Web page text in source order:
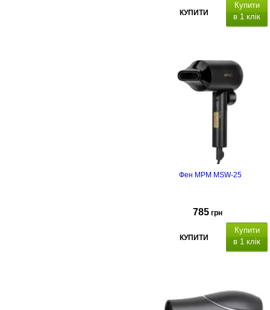
КУПИТИ
Купити
в 1 клік
Фен MPM MSW-25
785 грн
КУПИТИ
Купити
в 1 клік